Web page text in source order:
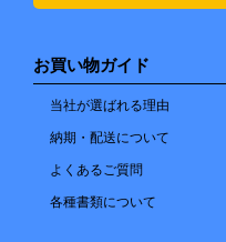
お買い物ガイド
当社が選ばれる理由
納期・配送について
よくあるご質問
各種書類について